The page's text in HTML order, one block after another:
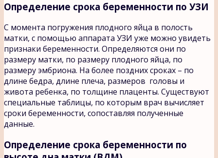
Определение срока беременности по УЗИ
С момента погружения плодного яйца в полость
матки, с помощью аппарата УЗИ уже можно увидеть
признаки беременности. Определяются они по
размеру матки, по размеру плодного яйца, по
размеру эмбриона. На более поздних сроках – по
длине бедра, длине плеча, размеров головы и
живота ребенка, по толщине плаценты. Существуют
специальные таблицы, по которым врач вычисляет
сроки беременности, сопоставляя полученные
данные.
Определение срока беременности по